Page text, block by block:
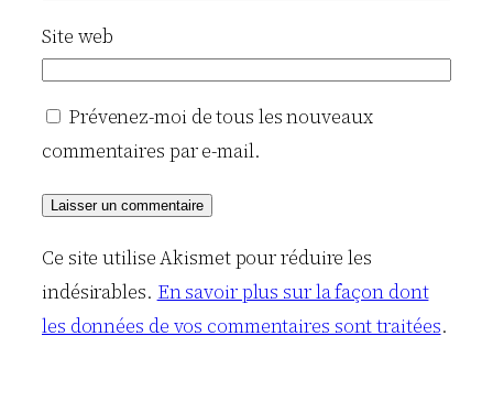
Site web
Prévenez-moi de tous les nouveaux
commentaires par e-mail.
Ce site utilise Akismet pour réduire les
indésirables. En savoir plus sur la façon dont
les données de vos commentaires sont traitées.